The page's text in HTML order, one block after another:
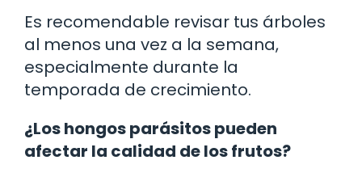
Es recomendable revisar tus árboles
al menos una vez a la semana,
especialmente durante la
temporada de crecimiento.
¿Los hongos parásitos pueden
afectar la calidad de los frutos?